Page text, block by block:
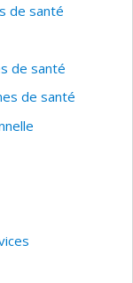
de santé
de santé
de santé